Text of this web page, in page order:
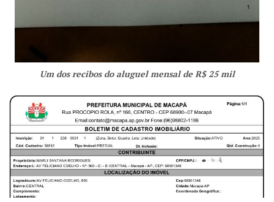
Um dos recibos do aluguel mensal de R$ 25 mil